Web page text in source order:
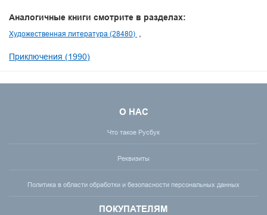
Аналогичные книги смотрите в разделах:
Художественная литература (28480)
Приключения (1990)
О НАС
Что такое Русбук
Реквизиты
Политика в области обработки и безопасности персональных данных
ПОКУПАТЕЛЯМ